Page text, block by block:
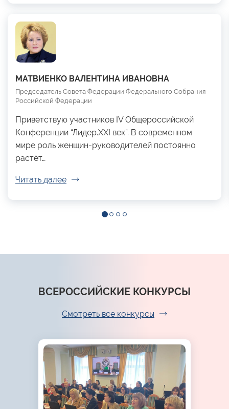
МАТВИЕНКО ВАЛЕНТИНА ИВАНОВНА
Председатель Совета Федерации Федерального Собрания
Российской Федерации
Приветствую участников IV Общероссийской
Конференции “Лидер.XXI век”. В современном
мире роль женщин-руководителей постоянно
растёт…
Читать далее
ВСЕРОССИЙСКИЕ КОНКУРСЫ
Смотреть все конкурсы